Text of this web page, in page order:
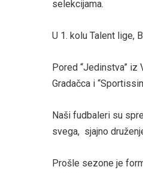
selekcijama.
U 1. kolu Talent lige,
Pored “Jedinstva” iz
Gradačca i
Naši fudbaleri su
svega, sjajno
Prošle sezone je